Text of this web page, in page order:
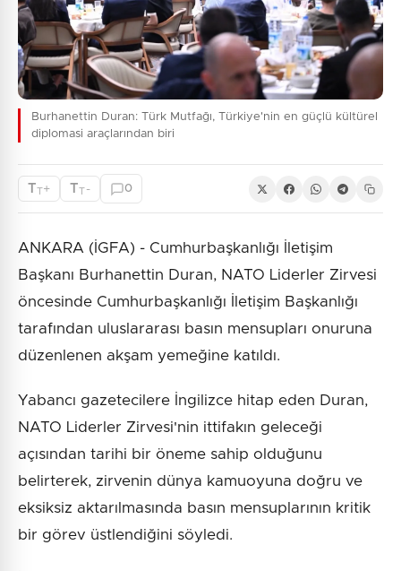
Burhanettin Duran: Türk Mutfağı, Türkiye'nin en güçlü kültürel
diplomasi araçlarından biri
TT+ TT - 0
ANKARA (İGFA) - Cumhurbaşkanlığı İletişim
Başkanı Burhanettin Duran, NATO Liderler Zirvesi
öncesinde Cumhurbaşkanlığı İletişim Başkanlığı
tarafından uluslararası basın mensupları onuruna
düzenlenen akşam yemeğine katıldı.
Yabancı gazetecilere İngilizce hitap eden Duran,
NATO Liderler Zirvesi'nin ittifakın geleceği
açısından tarihi bir öneme sahip olduğunu
belirterek, zirvenin dünya kamuoyuna doğru ve
eksiksiz aktarılmasında basın mensuplarının kritik
bir görev üstlendiğini söyledi.